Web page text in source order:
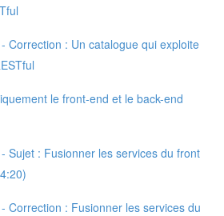
Correction : Un catalogue qui exploite
le front-end et le back-end
Sujet : Fusionner les services du front
Correction : Fusionner les services du